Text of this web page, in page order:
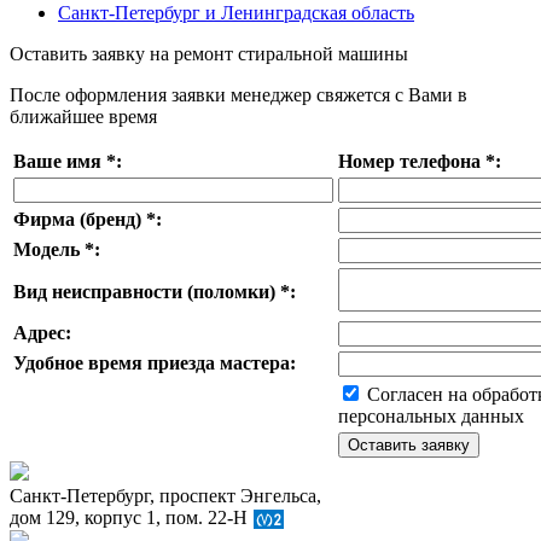
Санкт-Петербург и Ленинградская область
Оставить заявку на ремонт стиральной машины
После оформления заявки менеджер свяжется с Вами в
ближайшее время
Ваше имя *: Номер телефона *:
Фирма (бренд) *:
Модель *:
Вид неисправности (поломки) *:
Адрес:
Удобное время приезда мастера:
Согласен на
персональных данных
Санкт-Петербург, проспект Энгельса,
дом 129, корпус 1, пом. 22-Н